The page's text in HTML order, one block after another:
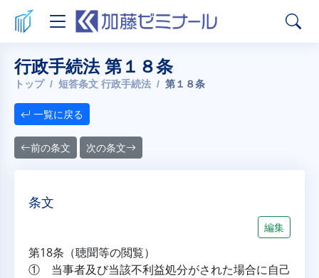
行政手続法 第１８条
トップ 短答条文 行政手続法 第１８条
一覧に戻る
前の条文 次の条文
条文
編集
第18条（聴聞等の閲覧）
① 当事者及び当該不利益処分がされた場合に自己